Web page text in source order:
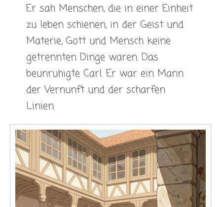
Er sah Menschen, die in einer Einheit
zu leben schienen, in der Geist und
Materie, Gott und Mensch keine
getrennten Dinge waren. Das
beunruhigte Carl. Er war ein Mann
der Vernunft und der scharfen
Linien.